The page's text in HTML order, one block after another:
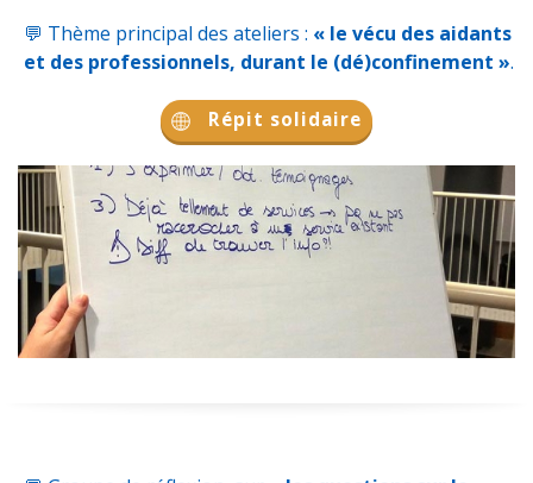
💬 Thème principal des ateliers : « le vécu des aidants
et des professionnels, durant le (dé)confinement ».
Répit solidaire